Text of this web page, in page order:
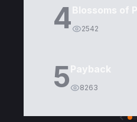
4Blossoms of
2542
5Payback
8263